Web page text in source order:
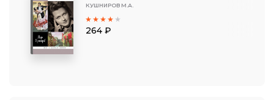
КУШНИРОВ М.А.
264 ₽